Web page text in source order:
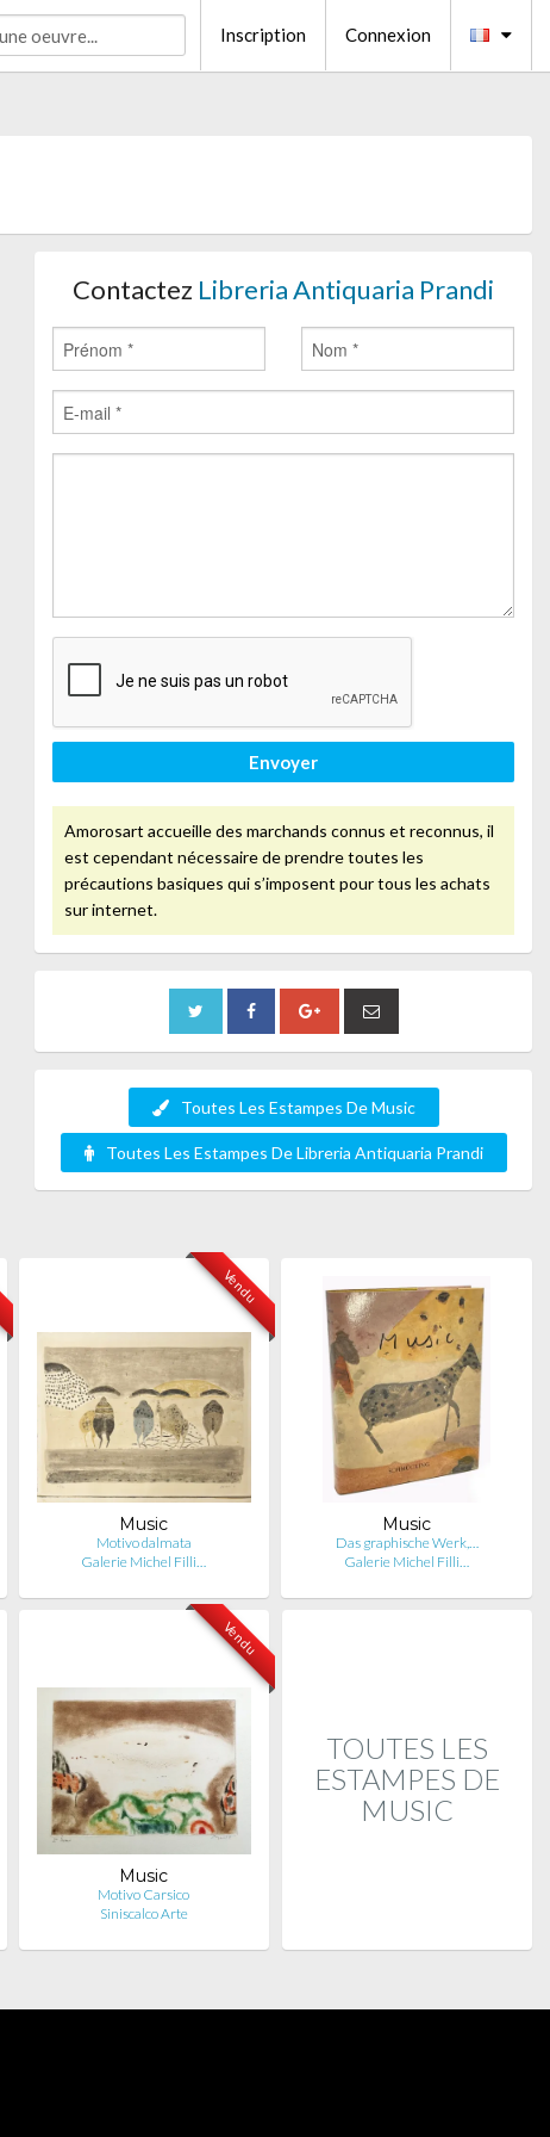
Inscription Connexion
Contactez Libreria Antiquaria Prandi
Envoyer
Amorosart accueille des marchands connus et reconnus, il
est cependant nécessaire de prendre toutes les
précautions basiques qui s’imposent pour tous les achats
sur internet.
Toutes Les Estampes De Music
Toutes Les Estampes De Libreria Antiquaria Prandi
Vendu
Music
Motivo dalmata
Galerie Michel Filli…
Music
Das graphische Werk,…
Galerie Michel Filli…
Vendu
Music
Motivo Carsico
Siniscalco Arte
TOUTES LES
ESTAMPES DE
MUSIC